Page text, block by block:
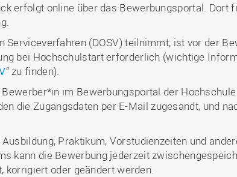
erfolgt online über das Bewerbungsportal. Dort
(DOSV) teilnimmt, ist vor der
bei Hochschulstart erforderlich (wichtige
“ zu finden).
im Bewerbungsportal der
die Zugangsdaten per E-Mail zugesandt, und
Praktikum, Vorstudienzeiten und
kann die Bewerbung jederzeit
oder geändert werden.